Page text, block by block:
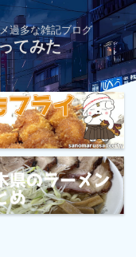
過多な雑記ブログ
てみた